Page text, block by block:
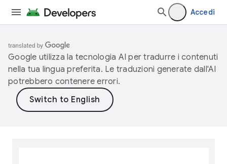
Accedi
Google utilizza la tecnologia AI per tradurre i contenuti
nella tua lingua preferita. Le traduzioni generate dall'AI
potrebbero contenere errori.